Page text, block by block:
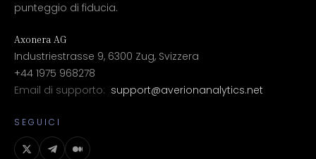
punteggio di fiducia.
Axonera AG
Industriestrasse 9, 6300 Zug, Svizzera
+44 1975 968278
Email di supporto: support@averionanalytics.net
SEGUICI